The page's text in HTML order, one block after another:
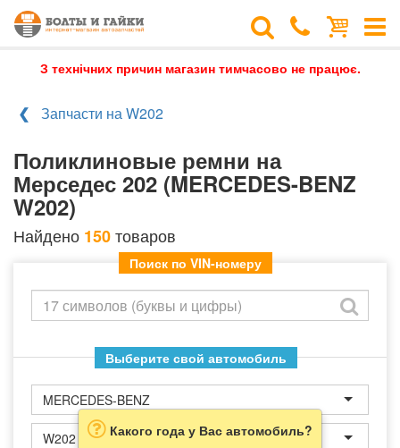
З технічних причин магазин тимчасово не працює.
Запчасти на W202
Поликлиновые ремни на
Мерседес 202 (MERCEDES-BENZ
W202)
Найдено 150товаров
Поиск по VIN-номеру
Выберите свой автомобиль
MERCEDES-BENZ
W202 Какого года у Вас автомобиль?